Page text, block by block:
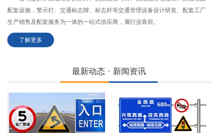
配套设施，警示灯、交通标志牌、标志杆等交通管理设备设计研发、配套工厂
生产销售及配套服务为一体的一站式供应商，属行业靠前。
了解更多
最新动态 · 新闻资讯